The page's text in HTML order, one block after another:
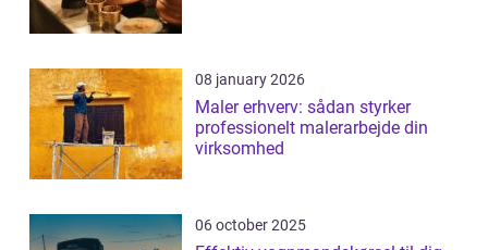
08 january 2026
Maler erhverv: sådan styrker
professionelt malerarbejde din
virksomhed
06 october 2025